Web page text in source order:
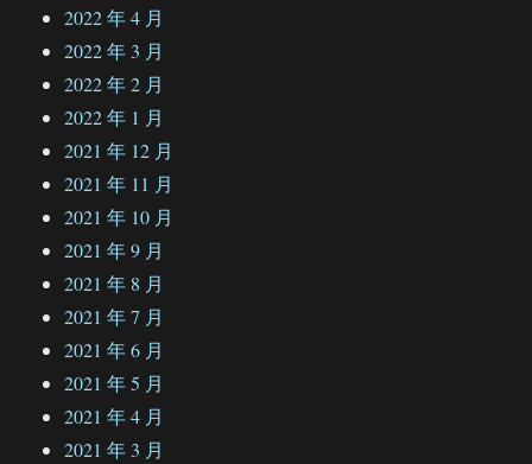
2022 年 4 月
2022 年 3 月
2022 年 2 月
2022 年 1 月
2021 年 12 月
2021 年 11 月
2021 年 10 月
2021 年 9 月
2021 年 8 月
2021 年 7 月
2021 年 6 月
2021 年 5 月
2021 年 4 月
2021 年 3 月